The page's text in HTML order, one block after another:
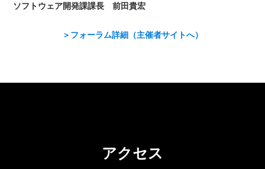
ソフトウェア開発課課長 前田貴宏
＞フォーラム詳細（主催者サイトへ）
アクセス